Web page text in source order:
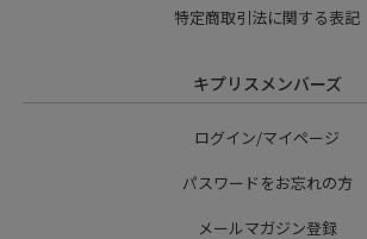
特定商取引法に関する表記
キプリスメンバーズ
ログイン/マイページ
パスワードをお忘れの方
メールマガジン登録